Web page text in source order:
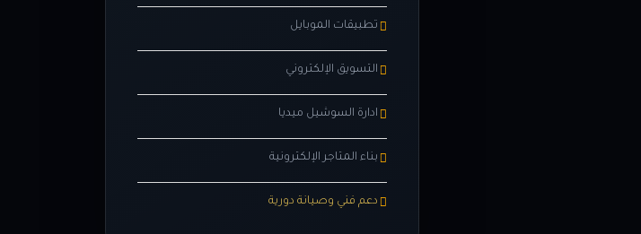
تطبيقات الموبايل
التسويق الإلكتروني
ادارة السوشيل ميديا
بناء المتاجر الإلكترونية
دعم فني وصيانة دورية